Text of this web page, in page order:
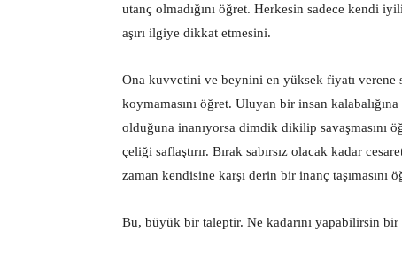
utanç olmadığını öğret. Herkesin sadece kendi
aşırı ilgiye dikkat etmesini.
Ona kuvvetini ve beynini en yüksek fiyatı verene
koymamasını öğret. Uluyan bir insan
olduğuna inanıyorsa dimdik dikilip savaşmasını
çeliği saflaştırır. Bırak sabırsız olacak kadar
zaman kendisine karşı derin bir inanç taşımasını
Bu, büyük bir taleptir. Ne kadarını yapabilirsin